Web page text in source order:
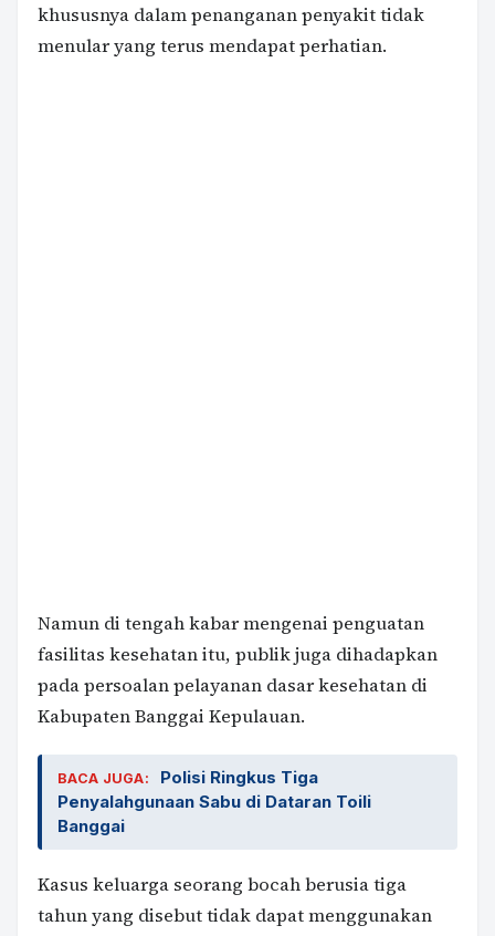
khususnya dalam penanganan penyakit tidak
menular yang terus mendapat perhatian.
Namun di tengah kabar mengenai penguatan
fasilitas kesehatan itu, publik juga dihadapkan
pada persoalan pelayanan dasar kesehatan di
Kabupaten Banggai Kepulauan.
BACA JUGA:
Polisi Ringkus Tiga
Penyalahgunaan Sabu di Dataran Toili
Banggai
Kasus keluarga seorang bocah berusia tiga
tahun yang disebut tidak dapat menggunakan